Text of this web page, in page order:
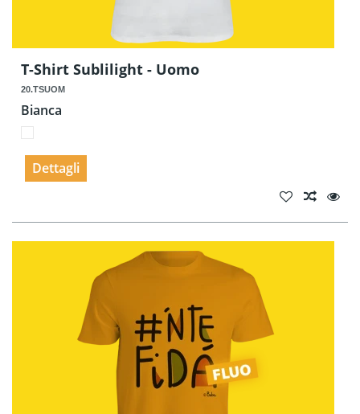
T-Shirt Sublilight - Uomo
20.TSUOM
Bianca
Dettagli